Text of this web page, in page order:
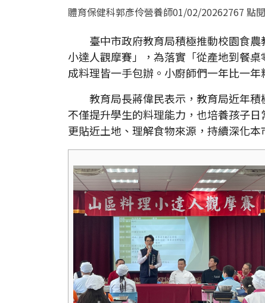
體育保健科郭彥伶營養師01/02/20262767 點閱
臺中市政府教育局積極推動校園食農
小達人觀摩賽」，為落實「從產地到餐
成料理皆一手包辦。小廚師們一年比一
教育局長蔣偉民表示，教育局近年積
不僅提升學生的料理能力，也培養孩子
更貼近土地、理解食物來源，持續深化本